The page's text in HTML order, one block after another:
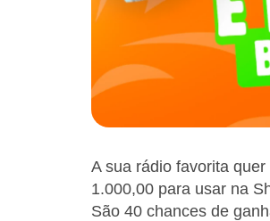
A sua rádio favorita
1.000,00 para usar na
São 40 chances de